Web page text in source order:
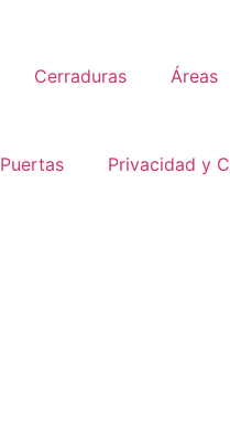
Cerraduras Áreas
Puertas Privacidad y